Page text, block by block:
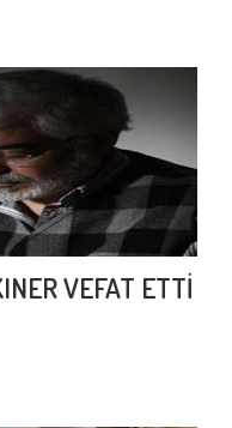
VEFAT ETTİ